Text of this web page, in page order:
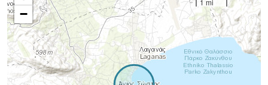
−
1 mi